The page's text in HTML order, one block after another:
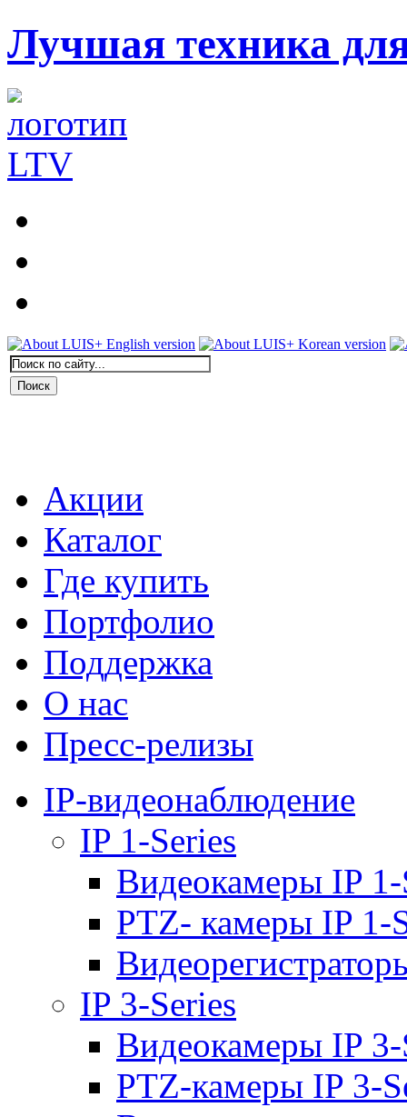
Лучшая техника
Акции
Каталог
Где купить
Портфолио
Поддержка
О нас
Пресс-релизы
IP-видеонаблюдение
IP 1-Series
Видеокамеры IP 1-
PTZ- камеры IP 1-
IP 3-Series
Видеокамеры IP 3-
PTZ-камеры IP 3-